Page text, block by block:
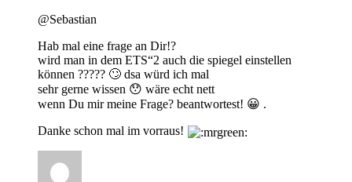
@Sebastian
Hab mal eine frage an Dir!?
wird man in dem ETS“2 auch die spiegel einstellen
können ????? 🙄 dsa würd ich mal
sehr gerne wissen 😯 wäre echt nett
wenn Du mir meine Frage? beantwortest! 😀 .
Danke schon mal im vorraus!